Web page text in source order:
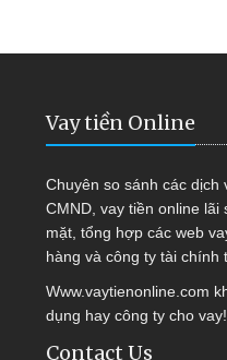
Vay tiền Online
Chuyên so sánh các dịch
CMND, vay tiền online
mặt, tổng hợp các web
hàng và công ty tài chính
Www.vaytienonline.com
dụng hay công ty cho vay!
Contact Us